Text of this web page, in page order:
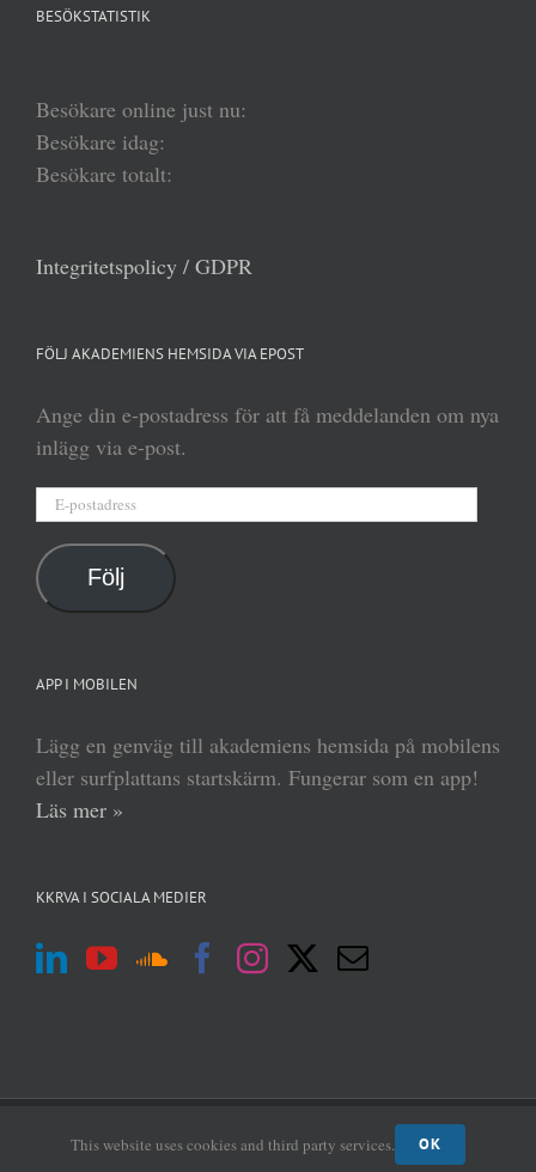
BESÖKSTATISTIK
Besökare online just nu:
Besökare idag:
Besökare totalt:
Integritetspolicy / GDPR
FÖLJ AKADEMIENS HEMSIDA VIA EPOST
Ange din e-postadress för att få meddelanden om nya
inlägg via e-post.
postadress
Följ
APP I MOBILEN
Lägg en genväg till akademiens hemsida på mobilens
eller surfplattans startskärm. Fungerar som en app!
Läs mer »
KKRVA I SOCIALA MEDIER
MABRAB|Admin
login
This website uses cookies and third party services. OK